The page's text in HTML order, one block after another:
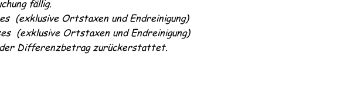
fällig.
(exklusive Ortstaxen und Endreinigung)
(exklusive Ortstaxen und Endreinigung)
der Differenzbetrag zurückerstattet.